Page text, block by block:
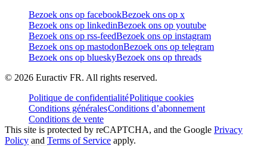
Bezoek ons op facebookBezoek ons op x
Bezoek ons op linkedinBezoek ons op youtube
Bezoek ons op rss-feedBezoek ons op instagram
Bezoek ons op mastodonBezoek ons op telegram
Bezoek ons op blueskyBezoek ons op threads
© 2026 Euractiv FR. All rights reserved.
Politique de confidentialitéPolitique cookies
Conditions généralesConditions d’abonnement
Conditions de vente
This site is protected by reCAPTCHA, and the Google Privacy
Policy and Terms of Service apply.